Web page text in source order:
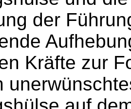
der
Kräfte zur